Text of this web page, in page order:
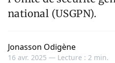
national (USGPN).
Jonasson Odigène
16 avr. 2025 — Lecture : 2 min.